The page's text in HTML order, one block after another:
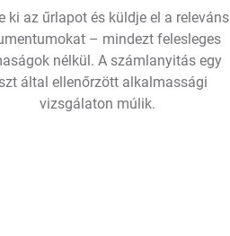
ki az űrlapot és küldje el a releváns
– mindezt felesleges
nélkül. A számlanyitás egy
által ellenőrzött alkalmassági
vizsgálaton múlik.